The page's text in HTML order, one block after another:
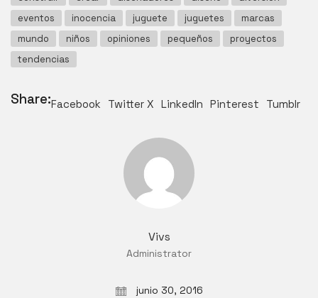
eventos
inocencia juguete juguetes
marcas
mundo
niños opiniones pequeños
proyectos
tendencias
Share:Facebook Twitter X LinkedIn Pinterest Tumblr
Vivs
Administrator
junio 30, 2016